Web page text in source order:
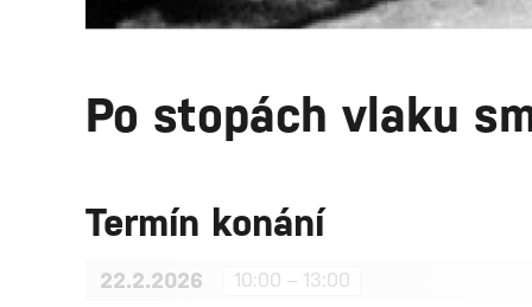
Po stopách vlaku
Termín konání
22.2.2026 10:00 – 13:00